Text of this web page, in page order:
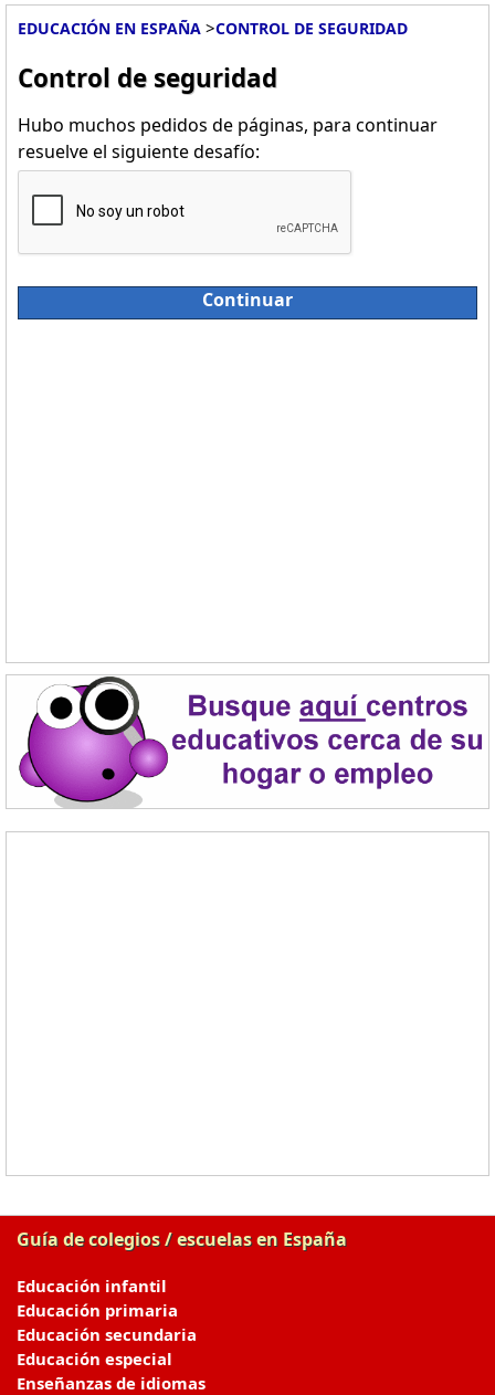
EDUCACIÓN EN ESPAÑA >CONTROL DE SEGURIDAD
Control de seguridad
Hubo muchos pedidos de páginas, para continuar
resuelve el siguiente desafío:
Continuar
Guía de colegios / escuelas en España
Educación infantil
Educación primaria
Educación secundaria
Educación especial
Enseñanzas de idiomas